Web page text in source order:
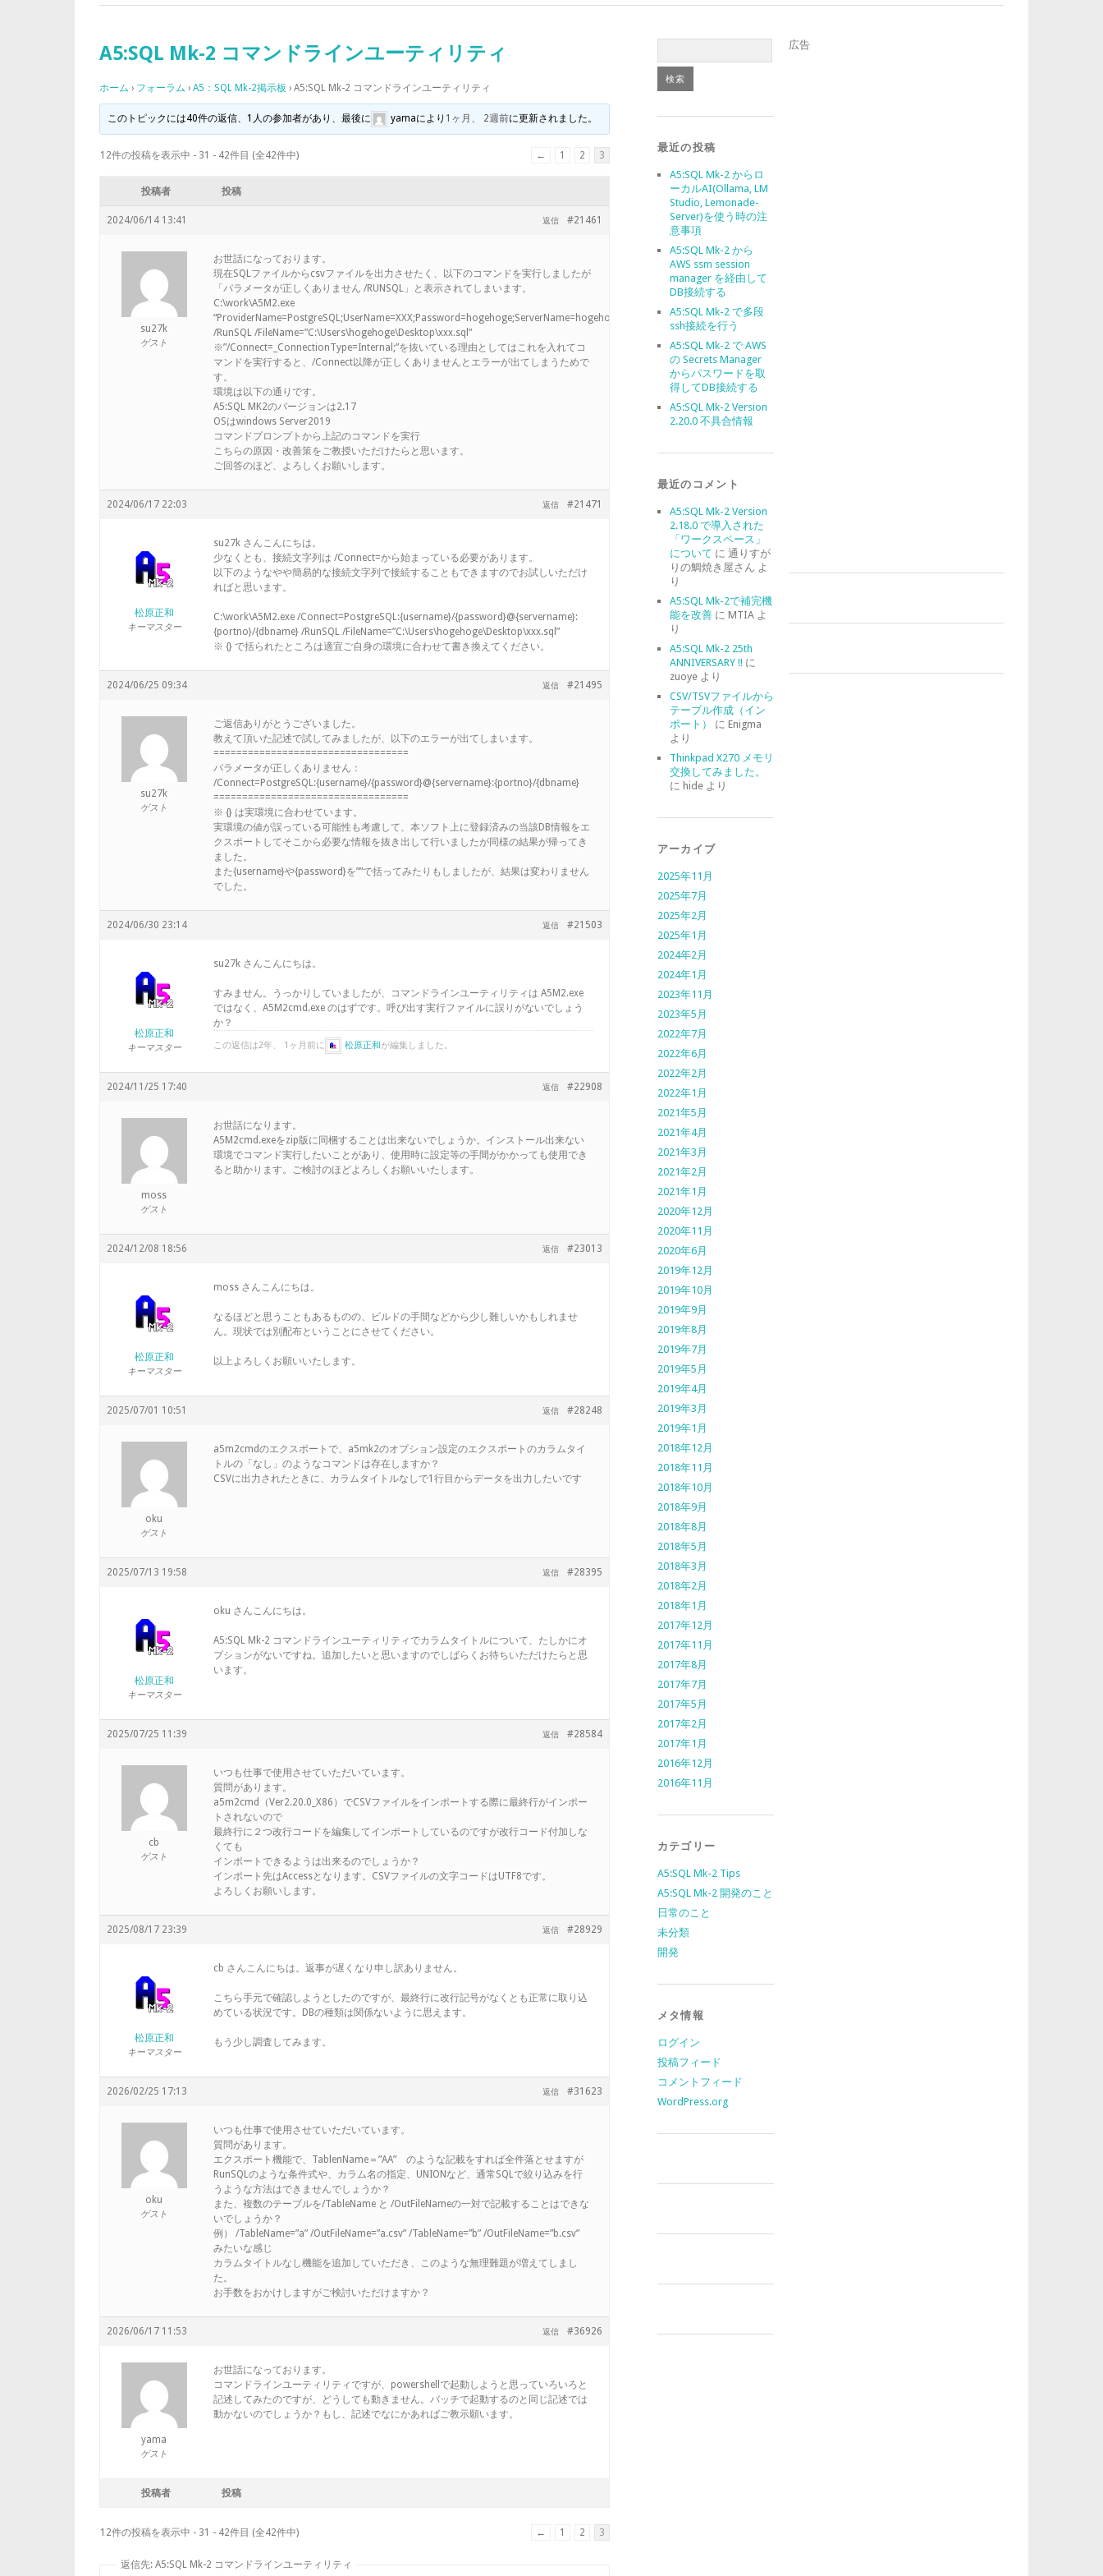
A5:SQL Mk-2 コマンドラインユーティリティ
ホーム › フォーラム › A5：SQL Mk-2掲示板 › A5:SQL Mk-2 コマンドラインユーティリティ
このトピックには40件の返信、1人の参加者があり、最後に yamaにより 1ヶ月、 2週前に更新されました。
12件の投稿を表示中 - 31 - 42件目 (全42件中) ← 1 2 3
投稿者 投稿
2024/06/14 13:41 #21461
返信
su27k
ゲスト
お世話になっております。
現在SQLファイルからcsvファイルを出力させたく、以下のコマンドを実行しましたが
「パラメータが正しくありません /RUNSQL」と表示されてしまいます。
C:\work\A5M2.exe
“ProviderName=PostgreSQL;UserName=XXX;Password=hogehoge;ServerName=hogehoge;Port=5432;Database=hogehoge”
/RunSQL /FileName=”C:\Users\hogehoge\Desktop\xxx.sql”
※”/Connect=_ConnectionType=Internal;”を抜いている理由としてはこれを入れてコ
マンドを実行すると、/Connect以降が正しくありませんとエラーが出てしまうためで
す。
環境は以下の通りです。
A5:SQL MK2のバージョンは2.17
OSはwindows Server2019
コマンドプロンプトから上記のコマンドを実行
こちらの原因・改善策をご教授いただけたらと思います。
ご回答のほど、よろしくお願いします。
2024/06/17 22:03 #21471
返信
松原正和
キーマスター
su27k さんこんにちは。
少なくとも、接続文字列は /Connect=から始まっている必要があります。
以下のようなやや簡易的な接続文字列で接続することもできますのでお試しいただけ
ればと思います。
C:\work\A5M2.exe /Connect=PostgreSQL:{username}/{password}@{servername}:
{portno}/{dbname} /RunSQL /FileName=”C:\Users\hogehoge\Desktop\xxx.sql”
※ {} で括られたところは適宜ご自身の環境に合わせて書き換えてください。
2024/06/25 09:34 #21495
返信
su27k
ゲスト
ご返信ありがとうございました。
教えて頂いた記述で試してみましたが、以下のエラーが出てしまいます。
==================================
パラメータが正しくありません：
/Connect=PostgreSQL:{username}/{password}@{servername}:{portno}/{dbname}
==================================
※ {} は実環境に合わせています。
実環境の値が誤っている可能性も考慮して、本ソフト上に登録済みの当該DB情報をエ
クスポートしてそこから必要な情報を抜き出して行いましたが同様の結果が帰ってき
ました。
また{username}や{password}を””で括ってみたりもしましたが、結果は変わりません
でした。
2024/06/30 23:14 #21503
返信
松原正和
キーマスター
su27k さんこんにちは。
すみません。うっかりしていましたが、コマンドラインユーティリティは A5M2.exe
ではなく、A5M2cmd.exe のはずです。呼び出す実行ファイルに誤りがないでしょう
か？
この返信は2年、 1ヶ月前に 松原正和が編集しました。
2024/11/25 17:40 #22908
返信
moss
ゲスト
お世話になります。
A5M2cmd.exeをzip版に同梱することは出来ないでしょうか。インストール出来ない
環境でコマンド実行したいことがあり、使用時に設定等の手間がかかっても使用でき
ると助かります。ご検討のほどよろしくお願いいたします。
2024/12/08 18:56 #23013
返信
松原正和
キーマスター
moss さんこんにちは。
なるほどと思うこともあるものの、ビルドの手間などから少し難しいかもしれませ
ん。現状では別配布ということにさせてください。
以上よろしくお願いいたします。
2025/07/01 10:51 #28248
返信
oku
ゲスト
a5m2cmdのエクスポートで、a5mk2のオプション設定のエクスポートのカラムタイ
トルの「なし」のようなコマンドは存在しますか？
CSVに出力されたときに、カラムタイトルなしで1行目からデータを出力したいです
2025/07/13 19:58 #28395
返信
松原正和
キーマスター
oku さんこんにちは。
A5:SQL Mk-2 コマンドラインユーティリティでカラムタイトルについて、たしかにオ
プションがないですね。追加したいと思いますのでしばらくお待ちいただけたらと思
います。
2025/07/25 11:39 #28584
返信
cb
ゲスト
いつも仕事で使用させていただいています。
質問があります。
a5m2cmd（Ver2.20.0_X86）でCSVファイルをインポートする際に最終行がインポー
トされないので
最終行に２つ改行コードを編集してインポートしているのですが改行コード付加しな
くても
インポートできるようは出来るのでしょうか？
インポート先はAccessとなります。CSVファイルの文字コードはUTF8です。
よろしくお願いします。
2025/08/17 23:39 #28929
返信
松原正和
キーマスター
cb さんこんにちは。返事が遅くなり申し訳ありません。
こちら手元で確認しようとしたのですが、最終行に改行記号がなくとも正常に取り込
めている状況です。DBの種類は関係ないように思えます。
もう少し調査してみます。
2026/02/25 17:13 #31623
返信
oku
ゲスト
いつも仕事で使用させていただいています。
質問があります。
エクスポート機能で、TablenName＝”AA” のような記載をすれば全件落とせますが
RunSQLのような条件式や、カラム名の指定、UNIONなど、通常SQLで絞り込みを行
うような方法はできませんでしょうか？
また、複数のテーブルを/TableName と /OutFileNameの一対で記載することはできな
いでしょうか？
例） /TableName=”a” /OutFileName=”a.csv” /TableName=”b” /OutFileName=”b.csv”
みたいな感じ
カラムタイトルなし機能を追加していただき、このような無理難題が増えてしまし
た。
お手数をおかけしますがご検討いただけますか？
2026/06/17 11:53 #36926
返信
yama
ゲスト
お世話になっております。
コマンドラインユーティリティですが、powershellで起動しようと思っていろいろと
記述してみたのですが、どうしても動きません。バッチで起動するのと同じ記述では
動かないのでしょうか？もし、記述でなにかあればご教示願います。
投稿者 投稿
12件の投稿を表示中 - 31 - 42件目 (全42件中) ← 1 2 3
返信先: A5:SQL Mk-2 コマンドラインユーティリティ
最近の投稿
A5:SQL Mk-2 からロ
ーカルAI(Ollama, LM
Studio, Lemonade-
Server)を使う時の注
意事項
A5:SQL Mk-2 から
AWS ssm session
manager を経由して
DB接続する
A5:SQL Mk-2 で多段
ssh接続を行う
A5:SQL Mk-2 で AWS
の Secrets Manager
からパスワードを取
得してDB接続する
A5:SQL Mk-2 Version
2.20.0 不具合情報
最近のコメント
A5:SQL Mk-2 Version
2.18.0 で導入された
「ワークスペース」
について に 通りすが
りの鯛焼き屋さん よ
り
A5:SQL Mk-2で補完機
能を改善に MTIAよ
り
A5:SQL Mk-2 25th
ANNIVERSARY !!に
zuoyeより
CSV/TSVファイルから
テーブル作成（イン
ポート）
に Enigma
より
Thinkpad X270 メモリ
交換してみました。
に hideより
アーカイブ
2025年11月
2025年7月
2025年2月
2025年1月
2024年2月
2024年1月
2023年11月
2023年5月
2022年7月
2022年6月
2022年2月
2022年1月
2021年5月
2021年4月
2021年3月
2021年2月
2021年1月
2020年12月
2020年11月
2020年6月
2019年12月
2019年10月
2019年9月
2019年8月
2019年7月
2019年5月
2019年4月
2019年3月
2019年1月
2018年12月
2018年11月
2018年10月
2018年9月
2018年8月
2018年5月
2018年3月
2018年2月
2018年1月
2017年12月
2017年11月
2017年8月
2017年7月
2017年5月
2017年2月
2017年1月
2016年12月
2016年11月
カテゴリー
A5:SQL Mk-2 Tips
A5:SQL Mk-2 開発のこと
日常のこと
未分類
開発
メタ情報
ログイン
投稿フィード
コメントフィード
WordPress.org
広告